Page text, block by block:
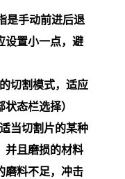
是手动前进后退
设置小一点，避
切割模式，适应
态栏选择）
当切割片的某种
并且磨损的材料
磨料不足，冲击